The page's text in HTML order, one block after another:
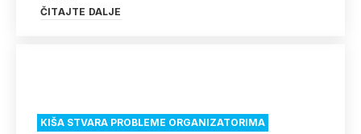
ČITAJTE DALJE
KIŠA STVARA PROBLEME ORGANIZATORIMA